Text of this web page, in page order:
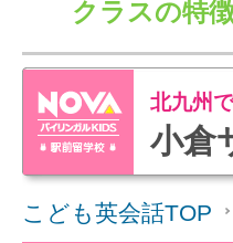
クラスの特
小倉
北九州
こども英会話TOP